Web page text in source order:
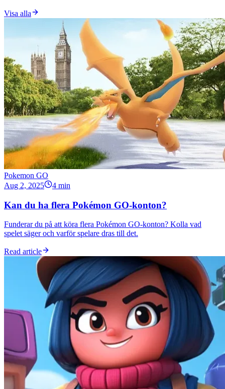
Visa alla
Pokemon GO
Aug 2, 2025
4 min
Kan du ha flera Pokémon GO-konton?
Funderar du på att köra flera Pokémon GO-konton? Kolla vad
spelet säger och varför spelare dras till det.
Read article